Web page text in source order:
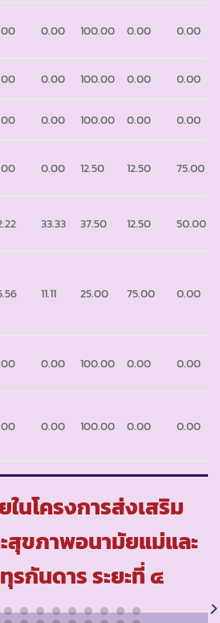
0.00 100.00 0.00 0.00
0.00 100.00 0.00
0.00
0.00 100.00 0.00
0.00
0.00 12.50 12.50 75.00
33.33 37.50 12.50 50.00
11.11 25.00 75.00 0.00
0.00 100.00 0.00 0.00
0.00 100.00 0.00 0.00
ในโครงการส่งเสริม
สุขภาพอนามัยแม่และ
รกันดาร ระยะที่ ๔